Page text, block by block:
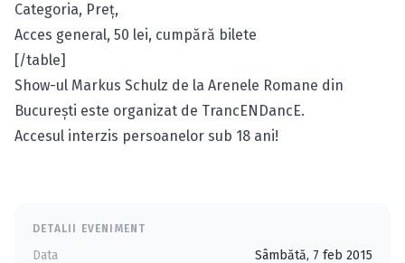
Categoria, Preţ,
Acces general, 50 lei, cumpără bilete
[/table]
Show-ul Markus Schulz de la Arenele Romane din
Bucureşti este organizat de TrancENDancE.
Accesul interzis persoanelor sub 18 ani!
DETALII EVENIMENT
Data Sâmbătă, 7 feb 2015